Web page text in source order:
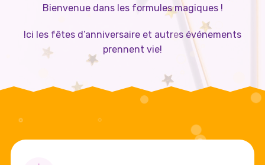
Bienvenue dans les formules magiques !
Ici les fêtes d’anniversaire et autres événements
prennent vie!